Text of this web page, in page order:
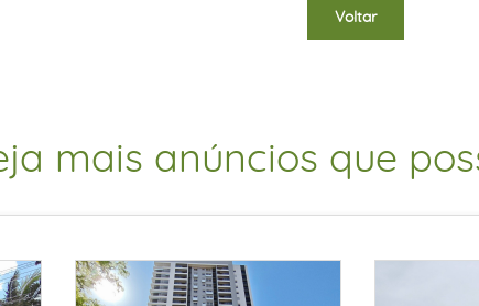
Voltar
mais anúncios que